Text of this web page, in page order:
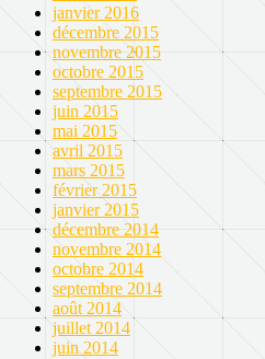
janvier 2016
décembre 2015
novembre 2015
octobre 2015
septembre 2015
juin 2015
mai 2015
avril 2015
mars 2015
février 2015
janvier 2015
décembre 2014
novembre 2014
octobre 2014
septembre 2014
août 2014
juillet 2014
juin 2014